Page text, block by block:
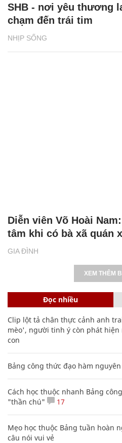
NHỊP SỐNG
SHB - nơi yêu thương
chạm đến trái tim
GIA ĐÌNH
Diễn viên Võ Hoài
tâm khi có bà xã quán
XEM THÊM
Đọc nhiều
Clip lột tả chân thực cảnh anh
mèo', người tinh ý còn phát
con
Bảng công thức đạo hàm
Cách học thuộc nhanh Bảng
"thần chú"
17
Mẹo học thuộc Bảng tuần hoàn
câu nói vui vẻ